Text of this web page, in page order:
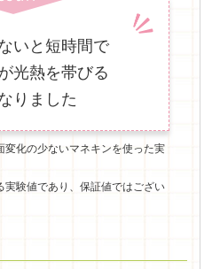
いと短時間で
光熱を帯びる
りました
化の少ないマネキンを使った実
験値であり、保証値ではござい